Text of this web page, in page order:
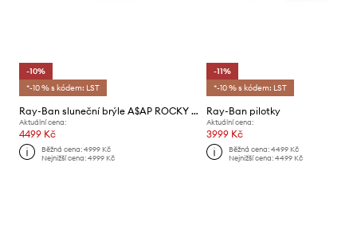
-10%
*-10 % s kódem: LST
Ray-Ban sluneční brýle A$AP ROCKY X RAY-BAN
Aktuální cena:
4499 Kč
Běžná cena:4999 Kč
Nejnižší cena:4999 Kč
-11%
*-10 % s kódem: LST
Ray-Ban pilotky
Aktuální cena:
3999 Kč
Běžná cena: 4499 Kč
Nejnižší cena: 4499 Kč